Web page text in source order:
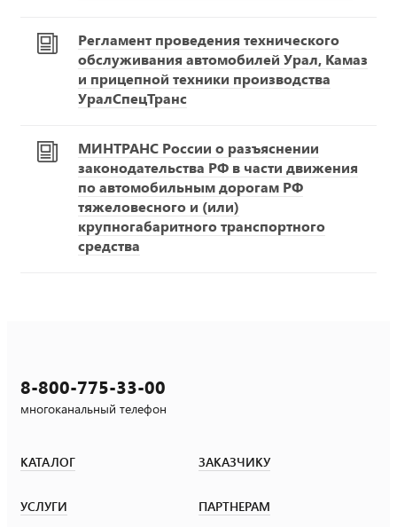
Регламент проведения технического
обслуживания автомобилей Урал, Камаз
и прицепной техники производства
УралСпецТранс
МИНТРАНС России о разъяснении
законодательства РФ в части движения
по автомобильным дорогам РФ
тяжеловесного и (или)
крупногабаритного транспортного
средства
8-800-775-33-00
многоканальный телефон
КАТАЛОГ ЗАКАЗЧИКУ
УСЛУГИ ПАРТНЕРАМ